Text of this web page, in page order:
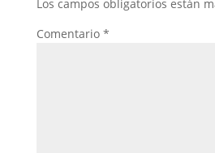
Los campos obligatorios están
Comentario *